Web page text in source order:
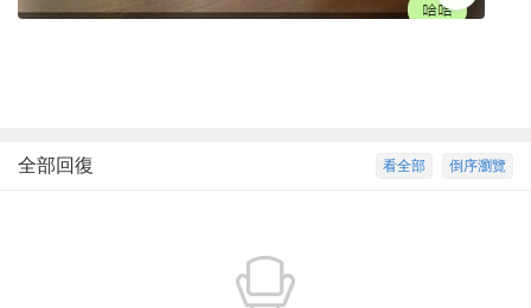
倒序瀏覽
看全部
全部回復